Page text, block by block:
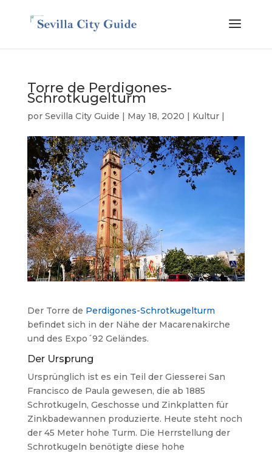
Torre de Perdigones-
Schrotkugelturm
por Sevilla City Guide | May 18, 2020 | Kultur|
Der Torre de Perdigones-Schrotkugelturm
befindet sich in der Nähe der Macarenakirche
und des Expo´92 Geländes.
Der Ursprung
Ursprünglich ist es ein Teil der Giesserei San
Francisco de Paula gewesen, die ab 1885
Schrotkugeln, Geschosse und Zinkplatten für
Zinkbadewannen produzierte. Heute steht noch
der 45 Meter hohe Turm. Die Herrstellung der
Schrotkugeln benötigte diese hohe